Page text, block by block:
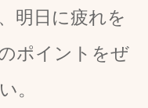
明日に疲れを
ポイントをぜ
。